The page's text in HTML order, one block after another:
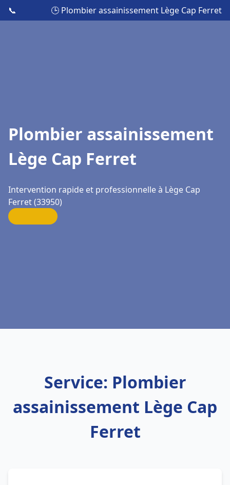
📞 🕒 Plombier assainissement Lège Cap Ferret
Plombier assainissement
Lège Cap Ferret
Intervention rapide et professionnelle à Lège Cap
Ferret (33950)
Service: Plombier
assainissement Lège Cap
Ferret